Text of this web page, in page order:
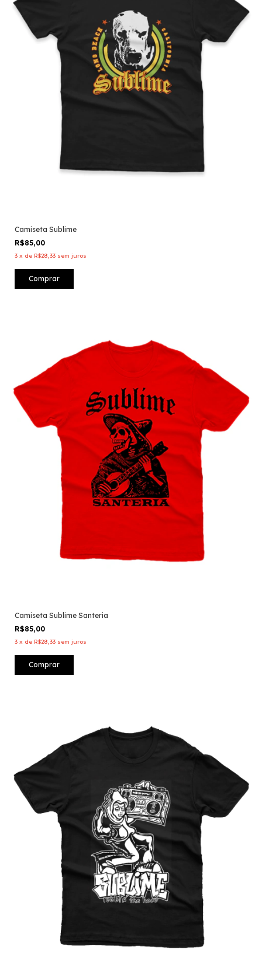
Camiseta Sublime
R$85,00
3 x de R$28,33 sem juros
Comprar
Camiseta Sublime Santeria
R$85,00
3 x de R$28,33 sem juros
Comprar